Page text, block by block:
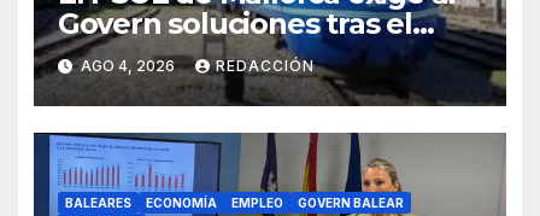
Govern soluciones tras el
tijeretazo de trenes en
agosto
AGO 4, 2026 REDACCIÓN
BALEARES ECONOMÍA EMPLEO
GOVERN BALEAR